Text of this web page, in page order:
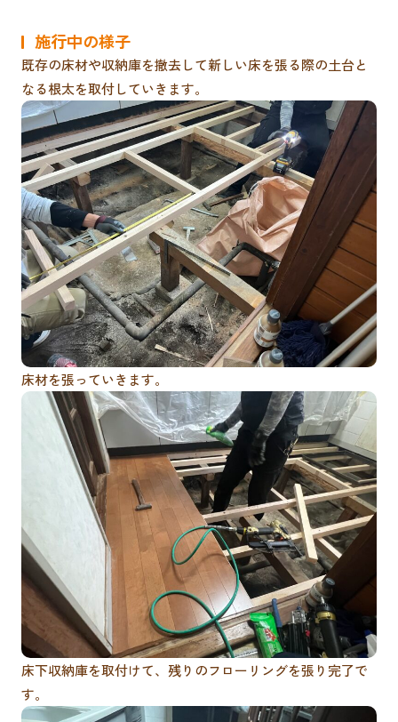
施行中の様子
既存の床材や収納庫を撤去して新しい床を張る際の土台と
なる根太を取付していきます。
床材を張っていきます。
床下収納庫を取付けて、残りのフローリングを張り完了で
す。